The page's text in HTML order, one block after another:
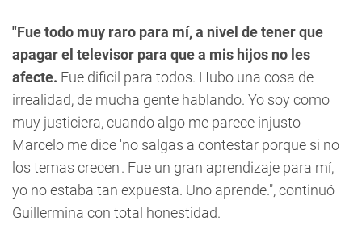
"Fue todo muy raro para mí, a nivel de tener que
apagar el televisor para que a mis hijos no les
afecte. Fue dificil para todos. Hubo una cosa de
irrealidad, de mucha gente hablando. Yo soy como
muy justiciera, cuando algo me parece injusto
Marcelo me dice 'no salgas a contestar porque si no
los temas crecen'. Fue un gran aprendizaje para mí,
yo no estaba tan expuesta. Uno aprende.", continuó
Guillermina con total honestidad.